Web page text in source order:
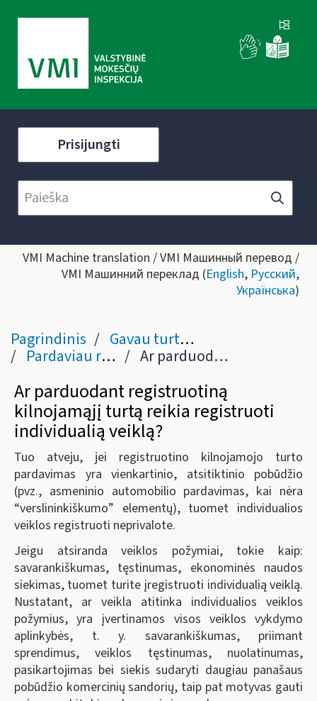
Prisijungti
VMI Machine translation / VMI Машинный перевод /
VMI Машинний переклад (English, Русский,
Українська)
Pagrindinis Gavau turto pardavimo / nuomos pajamų
Pardaviau registruotiną kilnojamąjį turtą Ar parduodant registruotiną kilnojamąjį turtą reikia registruoti individualią veiklą?
Ar parduodant registruotiną
kilnojamąjį turtą reikia registruoti
individualią veiklą?
Tuo atveju, jei registruotino kilnojamojo turto
pardavimas yra vienkartinio, atsitiktinio pobūdžio
(pvz., asmeninio automobilio pardavimas, kai nėra
“verslininkiškumo” elementų), tuomet individualios
veiklos registruoti neprivalote.
Jeigu atsiranda veiklos požymiai, tokie kaip:
savarankiškumas, tęstinumas, ekonominės naudos
siekimas, tuomet turite įregistruoti individualią veiklą.
Nustatant, ar veikla atitinka individualios veiklos
požymius, yra įvertinamos visos veiklos vykdymo
aplinkybės, t. y. savarankiškumas, priimant
sprendimus, veiklos tęstinumas, nuolatinumas,
pasikartojimas bei siekis sudaryti daugiau panašaus
pobūdžio komercinių sandorių, taip pat motyvas gauti